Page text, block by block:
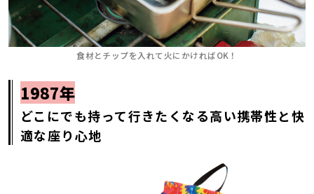
食材とチップを入れて火にかければOK！
1987年
どこにでも持って行きたくなる高い携帯性と快
適な座り心地